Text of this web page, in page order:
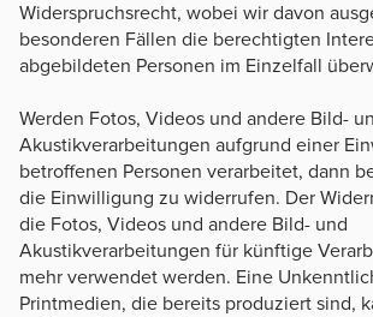
Widerspruchsrecht, wobei wir davon
besonderen Fällen die berechtigten
abgebildeten Personen im Einzelfall
Werden Fotos, Videos und andere Bild-
Akustikverarbeitungen aufgrund einer
betroffenen Personen verarbeitet, dann
die Einwilligung zu widerrufen. Der
die Fotos, Videos und andere Bild- und
Akustikverarbeitungen für künftige
mehr verwendet werden. Eine
Printmedien, die bereits produziert sind,